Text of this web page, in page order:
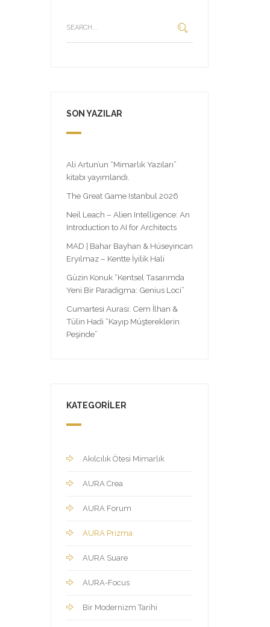
SON YAZILAR
Ali Artun’un “Mimarlık Yazıları”
kitabı yayımlandı.
The Great Game Istanbul 2026
Neil Leach – Alien Intelligence: An
Introduction to AI for Architects
MAD | Bahar Bayhan & Hüseyincan
Eryılmaz – Kentte İyilik Hali
Güzin Konuk “Kentsel Tasarımda
Yeni Bir Paradigma: Genius Loci”
Cumartesi Aurası: Cem İlhan &
Tülin Hadi “Kayıp Müştereklerin
Peşinde”
KATEGORILER
Akılcılık Ötesi Mimarlık
AURA Crea
AURA Forum
AURA Prizma
AURA Suare
AURA-Focus
Bir Modernizm Tarihi